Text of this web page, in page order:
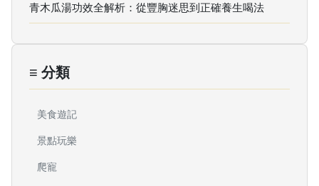
青木瓜湯功效全解析：從豐胸迷思到正確養生喝法
≡ 分類
美食遊記
景點玩樂
爬寵